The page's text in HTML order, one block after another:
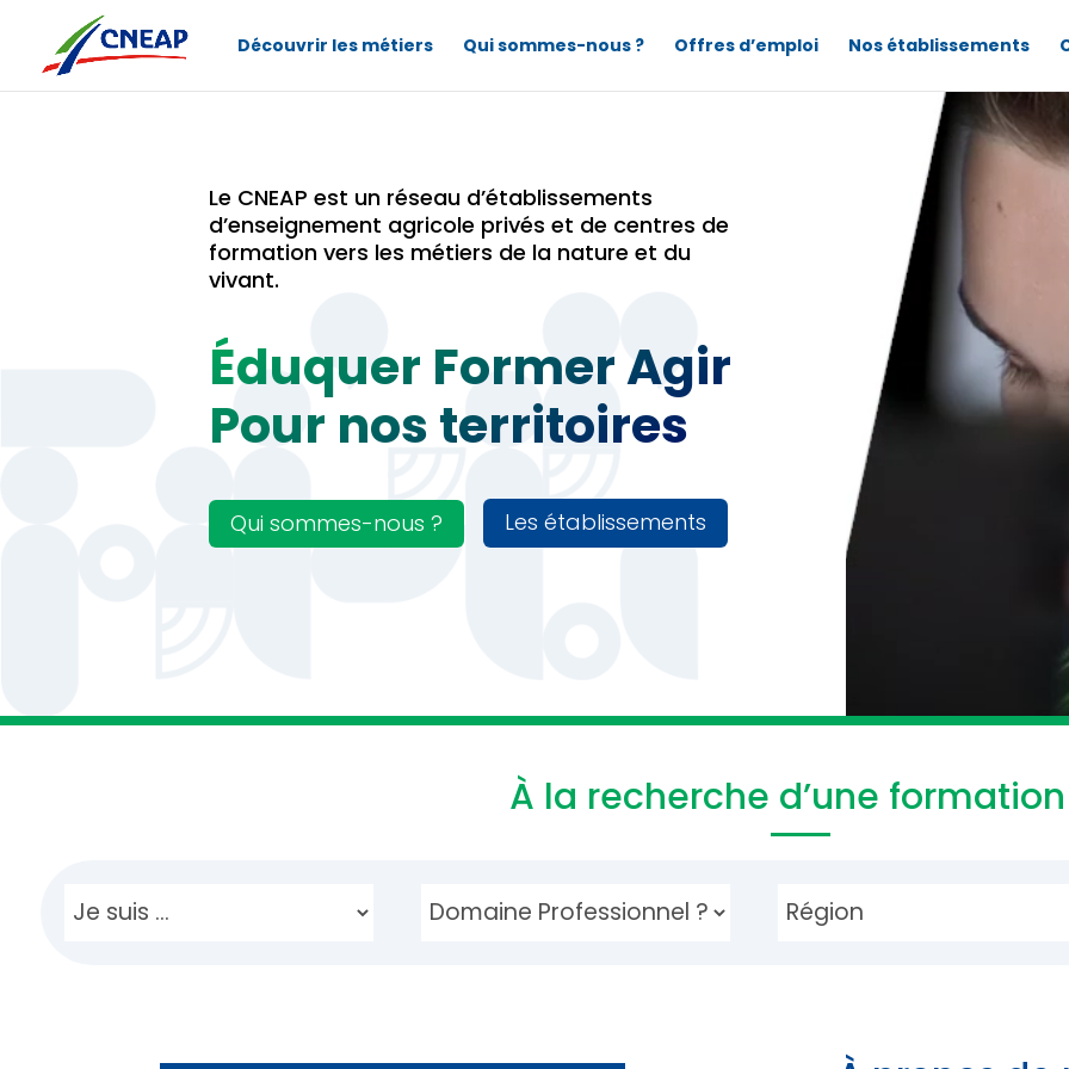
Découvrir les métiers Qui sommes-nous ? Offres d’emploi Nos établissements
Le CNEAP est un réseau d’établissements
d’enseignement agricole privés et de centres de
formation vers les métiers de la nature et du
vivant.
Éduquer Former Agir
Pour nos territoires
Qui sommes-nous ? Les établissements
À la recherche d’une